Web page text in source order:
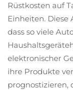
Rüstkosten auf
Einheiten. Diese
dass so viele
elektronischer
ihre Produkte
prognostizieren,